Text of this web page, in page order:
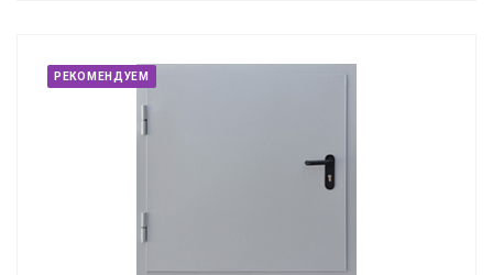
РЕКОМЕНДУЕМ